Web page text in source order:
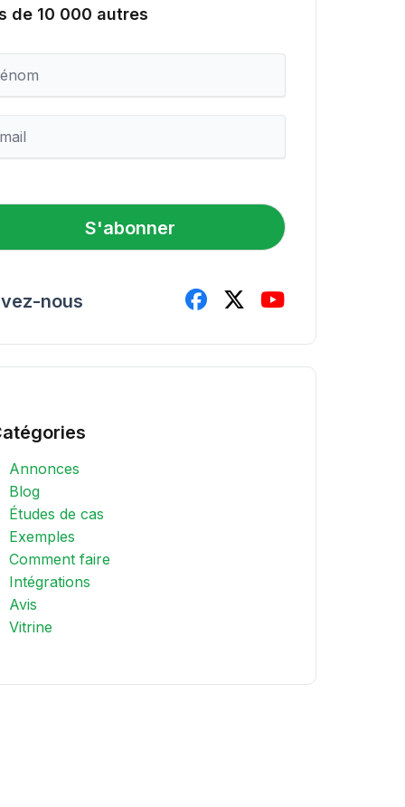
de 10 000 autres
S'abonner
nous
Annonces
Blog
Études de cas
Exemples
Comment faire
Intégrations
Avis
Vitrine